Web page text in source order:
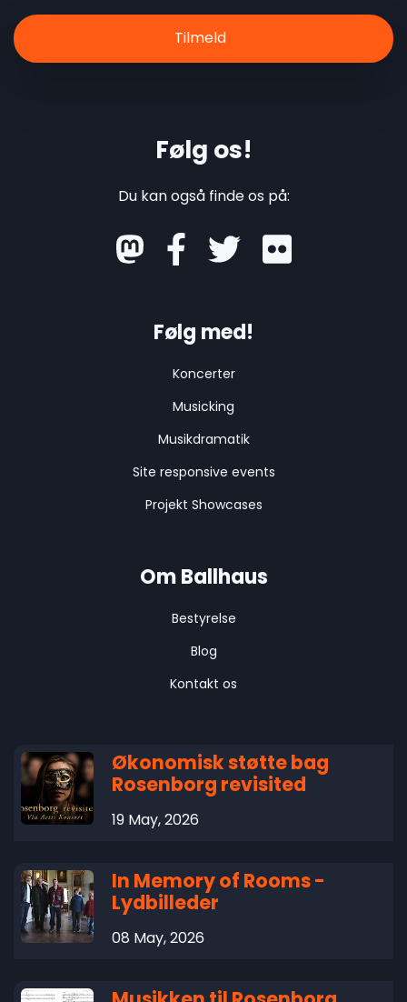
Følg os!
Du kan også finde os på:
mastodon
Følg med!
Koncerter
Musicking
Musikdramatik
Site responsive events
Projekt Showcases
Om Ballhaus
Bestyrelse
Blog
Kontakt os
Økonomisk støtte bag
Rosenborg revisited
19 May, 2026
In Memory of Rooms -
Lydbilleder
08 May, 2026